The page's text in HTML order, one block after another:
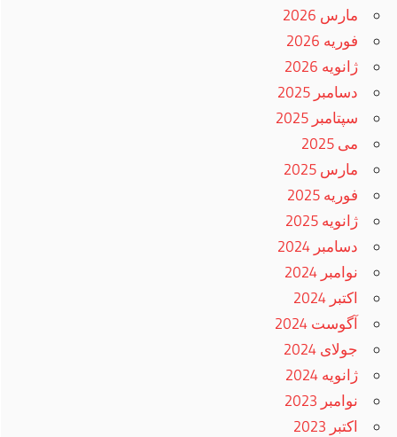
مارس 2026
فوریه 2026
ژانویه 2026
دسامبر 2025
سپتامبر 2025
می 2025
مارس 2025
فوریه 2025
ژانویه 2025
دسامبر 2024
نوامبر 2024
اکتبر 2024
آگوست 2024
جولای 2024
ژانویه 2024
نوامبر 2023
اکتبر 2023